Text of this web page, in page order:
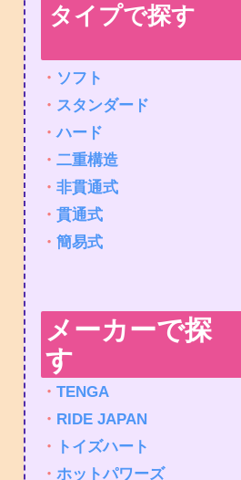
タイプで探す
・ ソフト
・ スタンダード
・ハード
・ 二重構造
・ 非貫通式
・ 貫通式
・ 簡易式
メーカーで探
す
・ TENGA
・ RIDE JAPAN
・
トイズハート
・ ホットパワーズ